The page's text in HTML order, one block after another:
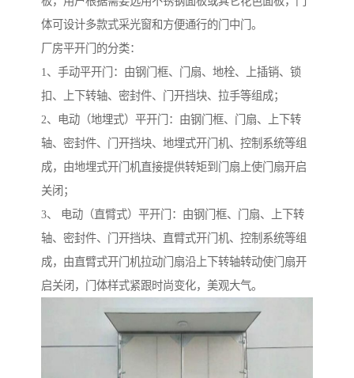
体可设计多款式采光窗和方便通行的门中门。
厂房平开门的分类：
1、手动平开门：由钢门框、门扇、地栓、上插销、锁
扣、上下转轴、密封件、门开挡块、拉手等组成；
2、电动（地埋式）平开门：由钢门框、门扇、上下转
轴、密封件、门开挡块、地埋式开门机、控制系统等组
成，由地埋式开门机直接提供转矩到门扇上使门扇开启
关闭；
3、 电动（直臂式）平开门：由钢门框、门扇、上下转
轴、密封件、门开挡块、直臂式开门机、控制系统等组
成，由直臂式开门机拉动门扇沿上下转轴转动使门扇开
启关闭，门体样式紧跟时尚变化，美观大气。